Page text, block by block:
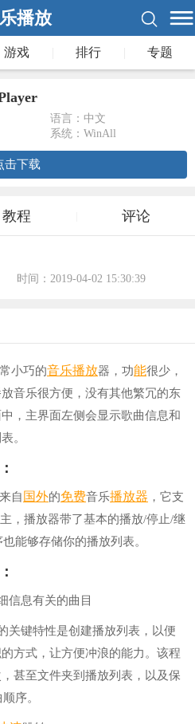
播放
游戏 排行 专题
语言：中文
系统：WinAll
击下载
教程 评论
时间：2019-04-02 15:30:39
小巧的音乐播放器，功能很少，
音乐很方便，没有其他繁冗的东
，主界面左侧会显示歌曲信息和
。
自国外的免费音乐播放器 ，它支
，播放器带了基本的播放/停止/继
能够存储你的播放列表。
信息有关的曲目
关键特性是创建播放列表，以便
方式，让方便冲浪的能力。该程
甚至文件夹到播放列表，以及保
序。